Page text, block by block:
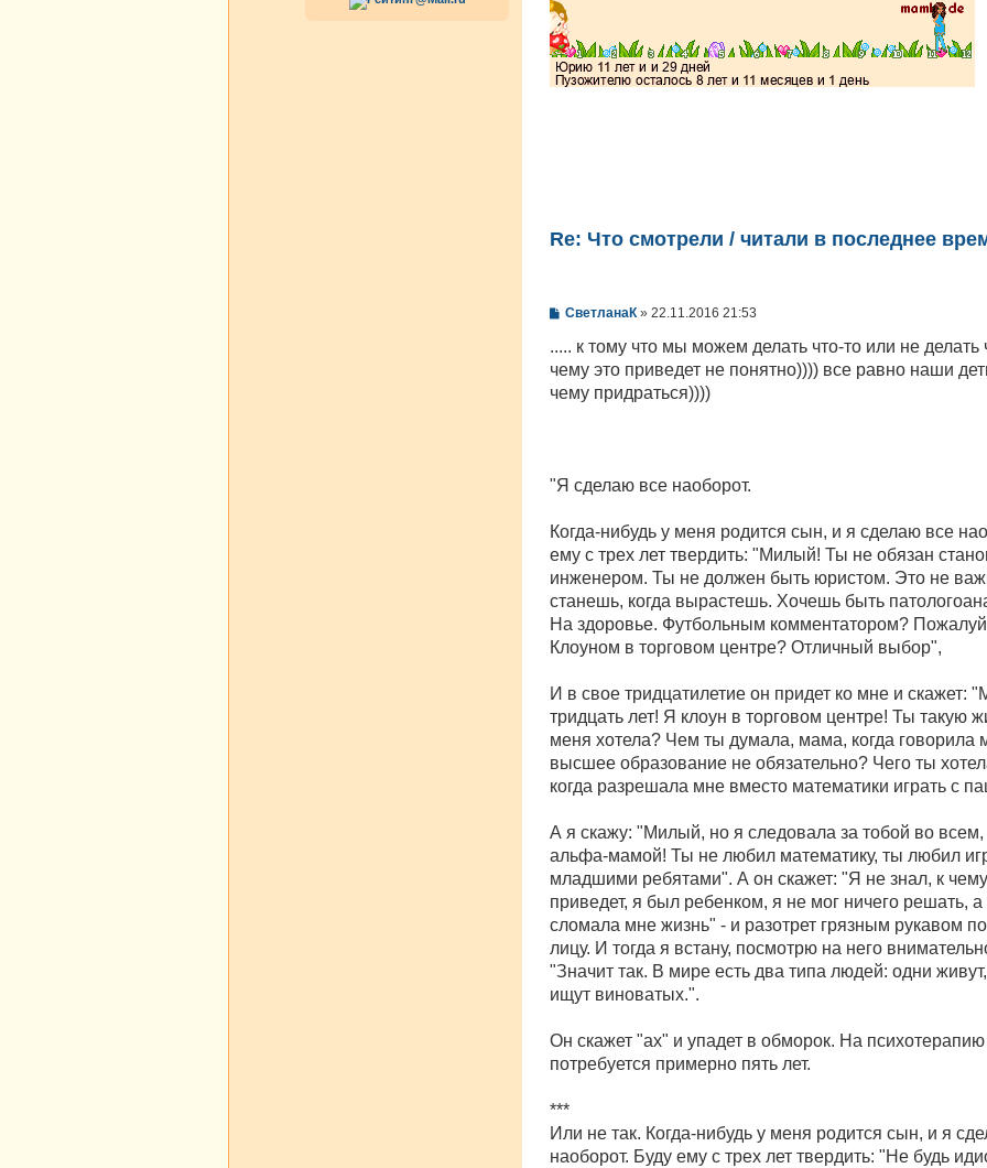
Re: Что смотрели / читали в последнее
С
щ
е
СветланаК» 22.11.2016 21:53
..... к тому что мы можем делать что-то или не делать
чему это приведет не понятно)))) все равно наши
чему придраться))))
"Я сделаю все наоборот.
Когда-нибудь у меня родится сын, и я сделаю все
ему с трех лет твердить: "Милый! Ты не обязан
инженером. Ты не должен быть юристом. Это не
станешь, когда вырастешь. Хочешь быть
На здоровье. Футбольным комментатором?
Клоуном в торговом центре? Отличный выбор",
И в свое тридцатилетие он придет ко мне и скажет:
тридцать лет! Я клоун в торговом центре! Ты такую
меня хотела? Чем ты думала, мама, когда говорила
высшее образование не обязательно? Чего ты
когда разрешала мне вместо математики играть с
А я скажу: "Милый, но я следовала за тобой во
альфа-мамой! Ты не любил математику, ты любил
младшими ребятами". А он скажет: "Я не знал, к
приведет, я был ребенком, я не мог ничего решать,
сломала мне жизнь" - и разотрет грязным рукавом
лицу. И тогда я встану, посмотрю на него
"Значит так. В мире есть два типа людей: одни
ищут виноватых.".
Он скажет "ах" и упадет в обморок. На психотерапию
потребуется примерно пять лет.
***
Или не так. Когда-нибудь у меня родится сын, и я
наоборот. Буду ему с трех лет твердить: "Не будь